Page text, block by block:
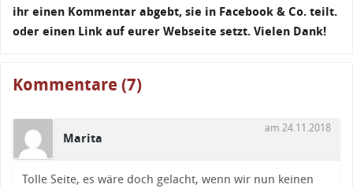
ihr einen Kommentar abgebt, sie in Facebook & Co. teilt.
oder einen Link auf eurer Webseite setzt. Vielen Dank!
Kommentare (7)
Marita
am 24.11.2018
Tolle Seite, es wäre doch gelacht, wenn wir nun keinen